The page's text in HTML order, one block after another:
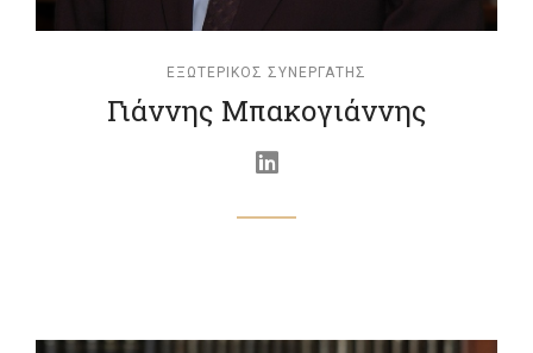
ΕΞΩΤΕΡΙΚΌΣ ΣΥΝΕΡΓΆΤΗΣ
Γιάννης Μπακογιάννης